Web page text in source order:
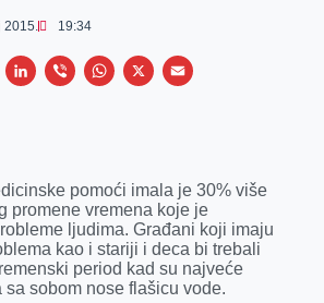
2015. 19:34
L
e
d
I
n
V
r
W
s
A
p
p
X
E
l
pomoći imala je 30% više
promene vremena koje je
ljudima. Građani koji imaju
kao i stariji i deca bi trebali
period kad su najveće
sa sobom nose flašicu vode.